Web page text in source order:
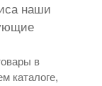
наши
в
каталоге,